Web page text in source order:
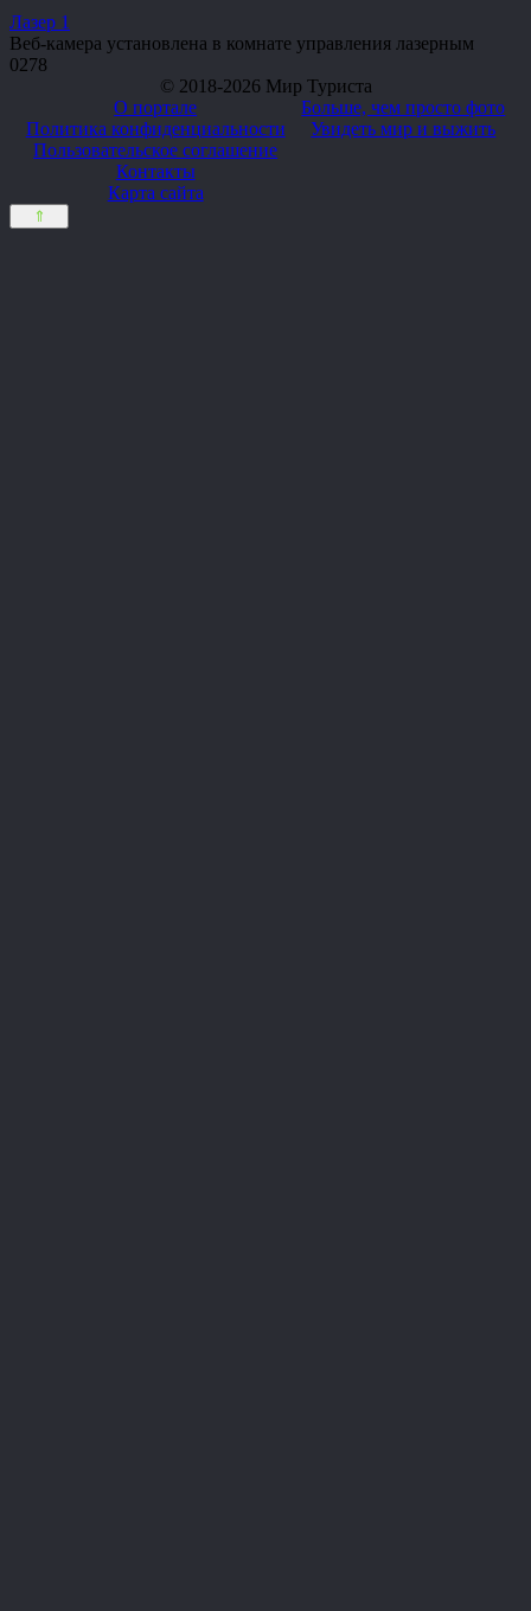
Лазер 1
Веб-камера установлена в комнате управления лазерным
0278
© 2018-2026 Мир Туриста
О портале
Политика конфиденциальности
Пользовательское соглашение
Контакты
Карта сайта
Больше, чем просто фото
Увидеть мир и выжить